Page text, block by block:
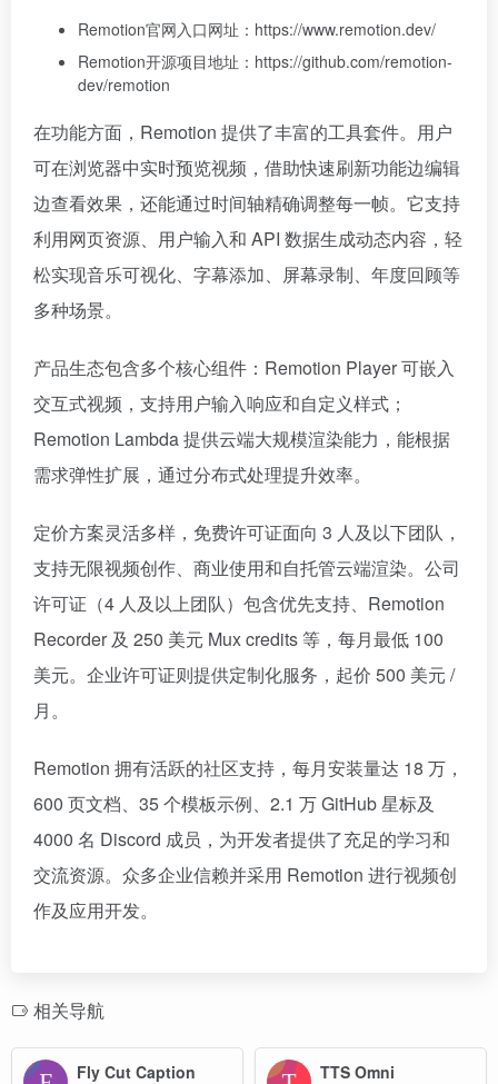
Remotion官网入口网址：https://www.remotion.dev/
Remotion开源项目地址：https://github.com/remotion-
dev/remotion
在功能方面，Remotion 提供了丰富的工具套件。用户
可在浏览器中实时预览视频，借助快速刷新功能边编辑
边查看效果，还能通过时间轴精确调整每一帧。它支持
利用网页资源、用户输入和 API 数据生成动态内容，轻
松实现音乐可视化、字幕添加、屏幕录制、年度回顾等
多种场景。
产品生态包含多个核心组件：Remotion Player 可嵌入
交互式视频，支持用户输入响应和自定义样式；
Remotion Lambda 提供云端大规模渲染能力，能根据
需求弹性扩展，通过分布式处理提升效率。
定价方案灵活多样，免费许可证面向 3 人及以下团队，
支持无限视频创作、商业使用和自托管云端渲染。公司
许可证（4 人及以上团队）包含优先支持、Remotion
Recorder 及 250 美元 Mux credits 等，每月最低 100
美元。企业许可证则提供定制化服务，起价 500 美元 /
月。
Remotion 拥有活跃的社区支持，每月安装量达 18 万，
600 页文档、35 个模板示例、2.1 万 GitHub 星标及
4000 名 Discord 成员，为开发者提供了充足的学习和
交流资源。众多企业信赖并采用 Remotion 进行视频创
作及应用开发。
相关导航
Fly Cut Caption TTS Omni